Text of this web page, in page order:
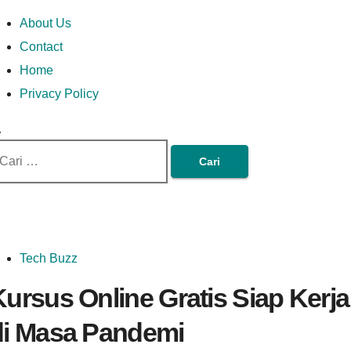
Money In Every
Way
In Every Way
About Us
Contact
Home
Privacy Policy
Tech Buzz
Online Gratis Siap Kerja
Masa Pandemi